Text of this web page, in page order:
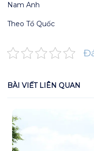
Nam Anh
Theo Tổ Quốc
BÀI VIẾT LIÊN QUAN